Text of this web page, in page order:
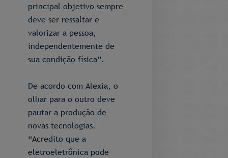
principal objetivo sempre
deve ser ressaltar e
valorizar a pessoa,
independentemente de
sua condição física”.
De acordo com Alexia, o
olhar para o outro deve
pautar a produção de
novas tecnologias.
“Acredito que a
eletroeletrônica pode